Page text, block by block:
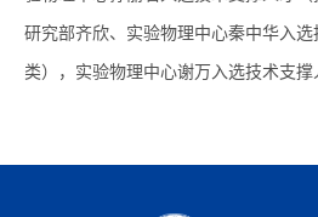
研究部齐欣、实验物理中心秦中华入
类），实验物理中心谢万入选技术支撑